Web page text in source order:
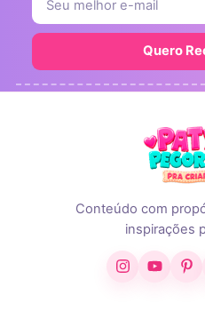
Quero
Conteúdo com
inspirações
InstagramYouTube